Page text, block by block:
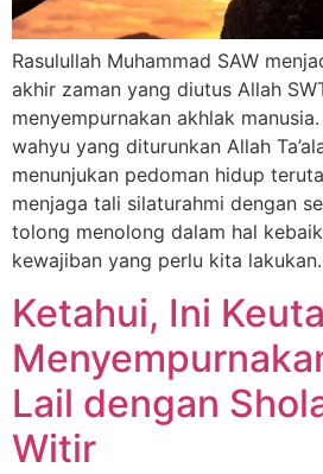
Rasulullah Muhammad SAW
akhir zaman yang diutus Allah
menyempurnakan akhlak manusia.
wahyu yang diturunkan Allah
menunjukan pedoman hidup
menjaga tali silaturahmi dengan
tolong menolong dalam hal
kewajiban yang perlu kita
Ketahui, Ini
Lail dengan
Witir